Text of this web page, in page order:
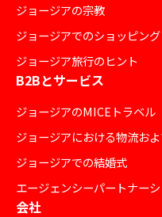
ジョージアの宗教
ジョージアでのショッピング
ジョージア旅行のヒント
B2Bとサービス
ジョージアのMICEトラベル
ジョージアにおける物流お
ジョージアでの結婚式
エージェンシーパートナー
会社